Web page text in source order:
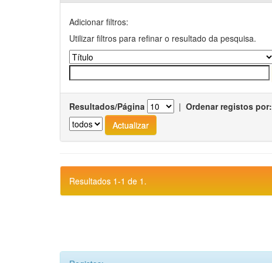
Adicionar filtros:
Utilizar filtros para refinar o resultado da pesquisa.
Resultados/Página | Ordenar registos por:
Resultados 1-1 de 1.